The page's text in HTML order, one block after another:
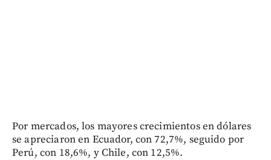
Por mercados, los mayores crecimientos en dólares
se apreciaron en Ecuador, con 72,7%, seguido por
Perú, con 18,6%, y Chile, con 12,5%.